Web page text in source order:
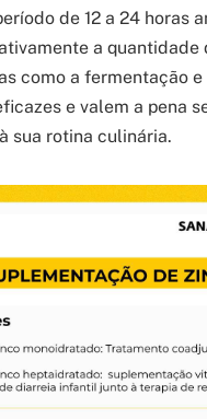
de 12 a 24 horas
a quantidade
como a fermentação
e valem a pena
sua rotina culinária.